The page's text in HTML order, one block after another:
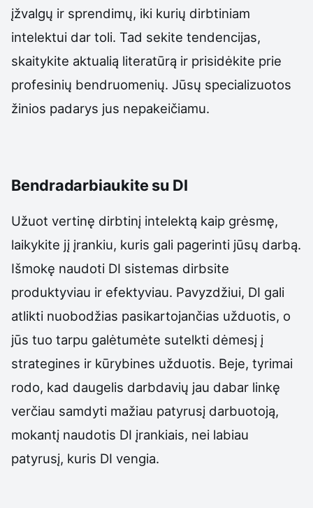
įžvalgų ir sprendimų, iki kurių dirbtiniam
intelektui dar toli. Tad sekite tendencijas,
skaitykite aktualią literatūrą ir prisidėkite prie
profesinių bendruomenių. Jūsų specializuotos
žinios padarys jus nepakeičiamu.
Bendradarbiaukite su DI
Užuot vertinę dirbtinį intelektą kaip grėsmę,
laikykite jį įrankiu, kuris gali pagerinti jūsų darbą.
Išmokę naudoti DI sistemas dirbsite
produktyviau ir efektyviau. Pavyzdžiui, DI gali
atlikti nuobodžias pasikartojančias užduotis, o
jūs tuo tarpu galėtumėte sutelkti dėmesį į
strategines ir kūrybines užduotis. Beje, tyrimai
rodo, kad daugelis darbdavių jau dabar linkę
verčiau samdyti mažiau patyrusį darbuotoją,
mokantį naudotis DI įrankiais, nei labiau
patyrusį, kuris DI vengia.